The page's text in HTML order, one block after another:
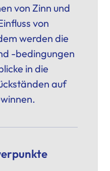
von Zinn und
von
werden die
-bedingungen
in die
auf